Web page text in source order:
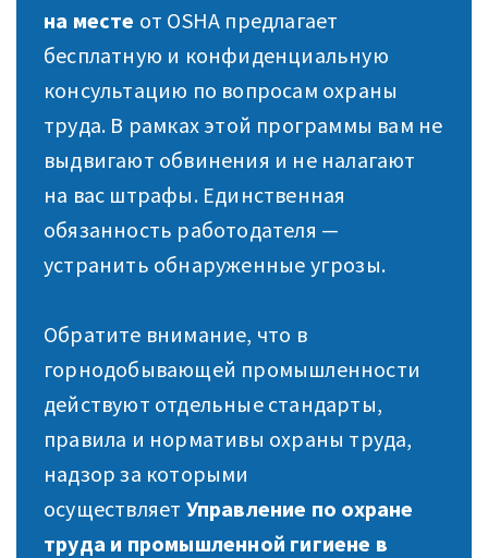
на месте от OSHA предлагает
бесплатную и конфиденциальную
консультацию по вопросам охраны
труда. В рамках этой программы вам не
выдвигают обвинения и не налагают
на вас штрафы. Единственная
обязанность работодателя —
устранить обнаруженные угрозы.
Обратите внимание, что в
горнодобывающей промышленности
действуют отдельные стандарты,
правила и нормативы охраны труда,
надзор за которыми
осуществляет Управление по охране
труда и промышленной гигиене в